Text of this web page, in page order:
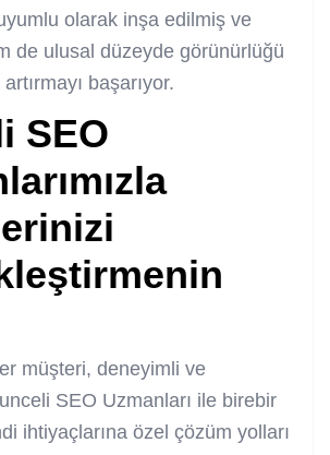
olarak inşa edilmiş ve
de ulusal düzeyde görünürlüğü
başarıyor.
SEO
müşteri, deneyimli ve
SEO Uzmanları ile birebir
ihtiyaçlarına özel çözüm yolları